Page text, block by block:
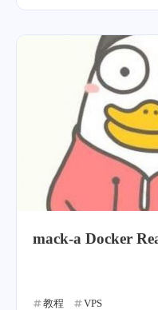
mack-a Docker
教程 VPS